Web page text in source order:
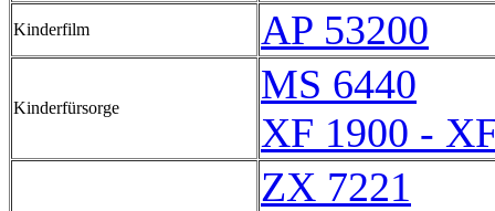
Kinderfilm AP 53200
Kinderfürsorge
MS 6440
XF 1900 -
ZX 7221